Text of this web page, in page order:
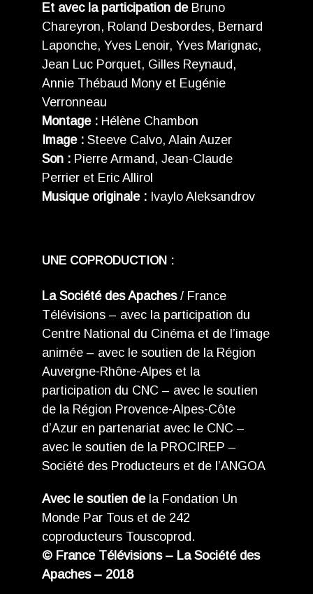
Et avec la participation deBruno
Chareyron, Roland Desbordes, Bernard
Laponche, Yves Lenoir, Yves Marignac,
Jean Luc Porquet, Gilles Reynaud,
Annie Thébaud Mony et Eugénie
Verronneau
Montage : Hélène Chambon
Image : Steeve Calvo, Alain Auzer
Son : Pierre Armand, Jean-Claude
Perrier et Eric Allirol
Musique originale : Ivaylo Aleksandrov
UNE COPRODUCTION :
La Société des Apaches/ France
Télévisions – avec la participation du
Centre National du Cinéma et de l’image
animée – avec le soutien de la Région
Auvergne-Rhône-Alpes et la
participation du CNC – avec le soutien
de la Région Provence-Alpes-Côte
d’Azur en partenariat avec le CNC –
avec le soutien de la PROCIREP –
Société des Producteurs et de l’ANGOA
Avec le soutien dela Fondation Un
Monde Par Tous et de 242
coproducteurs Touscoprod.
© France Télévisions – La Société des
Apaches – 2018